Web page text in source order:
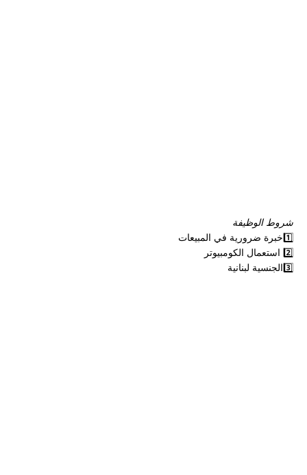
شروط الوظيفة
1️⃣خبرة ضرورية في المبيعات
2️⃣ استعمال الكومبيوتر
3️⃣الجنسية لبنانية